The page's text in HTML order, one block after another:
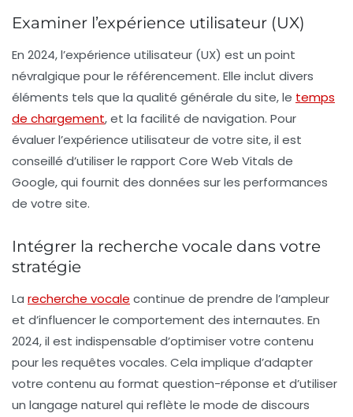
Examiner l’expérience utilisateur (UX)
En 2024, l’expérience utilisateur (UX) est un point
névralgique pour le référencement. Elle inclut divers
éléments tels que la qualité générale du site, le temps
de chargement, et la facilité de navigation. Pour
évaluer l’expérience utilisateur de votre site, il est
conseillé d’utiliser le rapport Core Web Vitals de
Google, qui fournit des données sur les performances
de votre site.
Intégrer la recherche vocale dans votre
stratégie
La recherche vocale continue de prendre de l’ampleur
et d’influencer le comportement des internautes. En
2024, il est indispensable d’optimiser votre contenu
pour les requêtes vocales. Cela implique d’adapter
votre contenu au format question-réponse et d’utiliser
un langage naturel qui reflète le mode de discours